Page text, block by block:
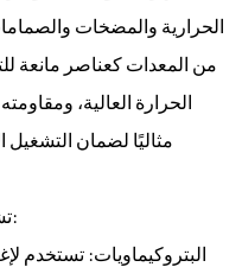
الحرارية والمضخات
من المعدات كعناصر مانعة
الحرارة العالية،
مثاليًا لضمان
تشمل مجالات التطبيق المحددة ما يلي:
البتروكيماويات: تستخدم